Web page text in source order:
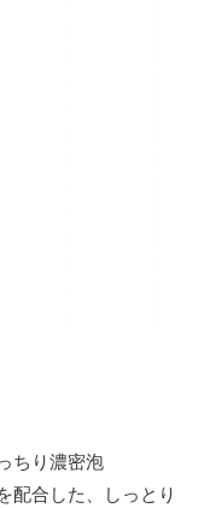
ちり濃密泡
配合した、しっとり